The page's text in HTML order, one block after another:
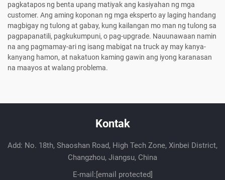
pagkatapos ng benta upang matiyak ang kasiyahan ng mga
customer. Ang aming koponan ng mga eksperto ay laging handang
magbigay ng tulong at gabay, kung kailangan mo man ng tulong sa
pagpapanatili, pagkukumpuni, o pag-upgrade. Nauunawaan namin
na ang pagmamay-ari ng isang mabigat na truck ay may kanya-
kanyang hamon, at nakatuon kaming gawin ang iyong karanasan
na maayos at walang problema.
Kontak
Add: No. 18th, Shaoshan Road, High Tech Zone, Xinbei District,
Changzhou, Jiangsu, China
E-mail:[email protected]